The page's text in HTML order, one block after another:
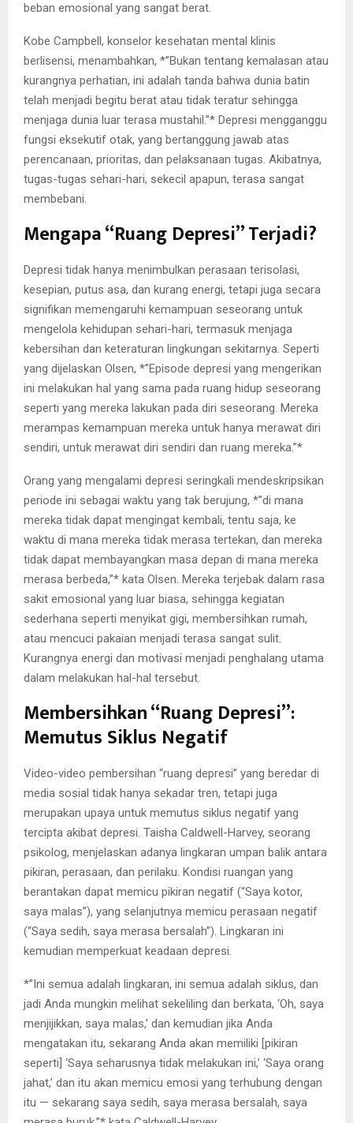
beban emosional yang sangat berat.
Kobe Campbell, konselor kesehatan mental klinis
berlisensi, menambahkan, *”Bukan tentang kemalasan atau
kurangnya perhatian, ini adalah tanda bahwa dunia batin
telah menjadi begitu berat atau tidak teratur sehingga
menjaga dunia luar terasa mustahil.”* Depresi mengganggu
fungsi eksekutif otak, yang bertanggung jawab atas
perencanaan, prioritas, dan pelaksanaan tugas. Akibatnya,
tugas-tugas sehari-hari, sekecil apapun, terasa sangat
membebani.
Mengapa “Ruang Depresi” Terjadi?
Depresi tidak hanya menimbulkan perasaan terisolasi,
kesepian, putus asa, dan kurang energi, tetapi juga secara
signifikan memengaruhi kemampuan seseorang untuk
mengelola kehidupan sehari-hari, termasuk menjaga
kebersihan dan keteraturan lingkungan sekitarnya. Seperti
yang dijelaskan Olsen, *”Episode depresi yang mengerikan
ini melakukan hal yang sama pada ruang hidup seseorang
seperti yang mereka lakukan pada diri seseorang. Mereka
merampas kemampuan mereka untuk hanya merawat diri
sendiri, untuk merawat diri sendiri dan ruang mereka.”*
Orang yang mengalami depresi seringkali mendeskripsikan
periode ini sebagai waktu yang tak berujung, *”di mana
mereka tidak dapat mengingat kembali, tentu saja, ke
waktu di mana mereka tidak merasa tertekan, dan mereka
tidak dapat membayangkan masa depan di mana mereka
merasa berbeda,”* kata Olsen. Mereka terjebak dalam rasa
sakit emosional yang luar biasa, sehingga kegiatan
sederhana seperti menyikat gigi, membersihkan rumah,
atau mencuci pakaian menjadi terasa sangat sulit.
Kurangnya energi dan motivasi menjadi penghalang utama
dalam melakukan hal-hal tersebut.
Membersihkan “Ruang Depresi”:
Memutus Siklus Negatif
Video-video pembersihan “ruang depresi” yang beredar di
media sosial tidak hanya sekadar tren, tetapi juga
merupakan upaya untuk memutus siklus negatif yang
tercipta akibat depresi. Taisha Caldwell-Harvey, seorang
psikolog, menjelaskan adanya lingkaran umpan balik antara
pikiran, perasaan, dan perilaku. Kondisi ruangan yang
berantakan dapat memicu pikiran negatif (“Saya kotor,
saya malas”), yang selanjutnya memicu perasaan negatif
(“Saya sedih, saya merasa bersalah”). Lingkaran ini
kemudian memperkuat keadaan depresi.
*”Ini semua adalah lingkaran, ini semua adalah siklus, dan
jadi Anda mungkin melihat sekeliling dan berkata, ‘Oh, saya
menjijikkan, saya malas,’ dan kemudian jika Anda
mengatakan itu, sekarang Anda akan memiliki [pikiran
seperti] ‘Saya seharusnya tidak melakukan ini,’ ‘Saya orang
jahat,’ dan itu akan memicu emosi yang terhubung dengan
itu — sekarang saya sedih, saya merasa bersalah, saya